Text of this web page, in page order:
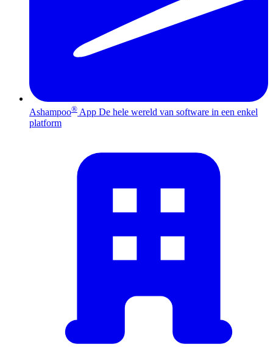
Ashampoo® App De hele wereld van software in een enkel
platform